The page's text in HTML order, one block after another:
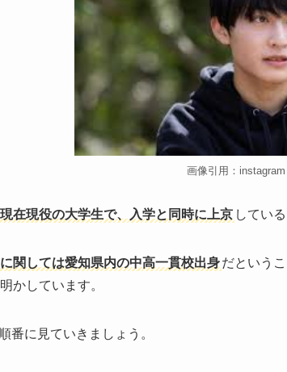
画像引用：instagram
在現役の大学生で、入学と同時に上京 してい
関しては愛知県内の中高一貫校出身だという
かしています。
番に見ていきましょう。